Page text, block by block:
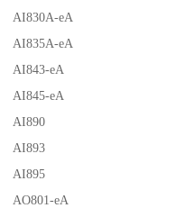
AI830A-eA
AI835A-eA
AI843-eA
AI845-eA
AI890
AI893
AI895
AO801-eA